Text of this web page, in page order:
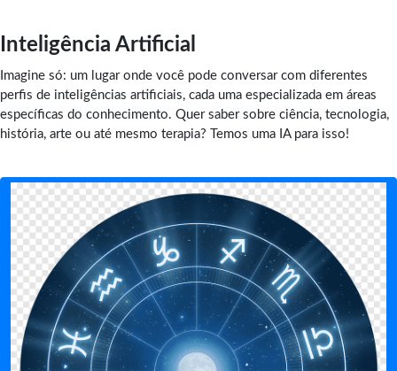
Inteligência Artificial
Imagine só: um lugar onde você pode conversar com diferentes
perfis de inteligências artificiais, cada uma especializada em áreas
específicas do conhecimento. Quer saber sobre ciência, tecnologia,
história, arte ou até mesmo terapia? Temos uma IA para isso!